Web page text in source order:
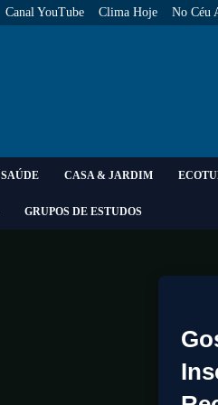
Canal YouTube Clima Hoje No Céu
SAÚDE CASA & JARDIM
GRUPOS DE ESTUDOS